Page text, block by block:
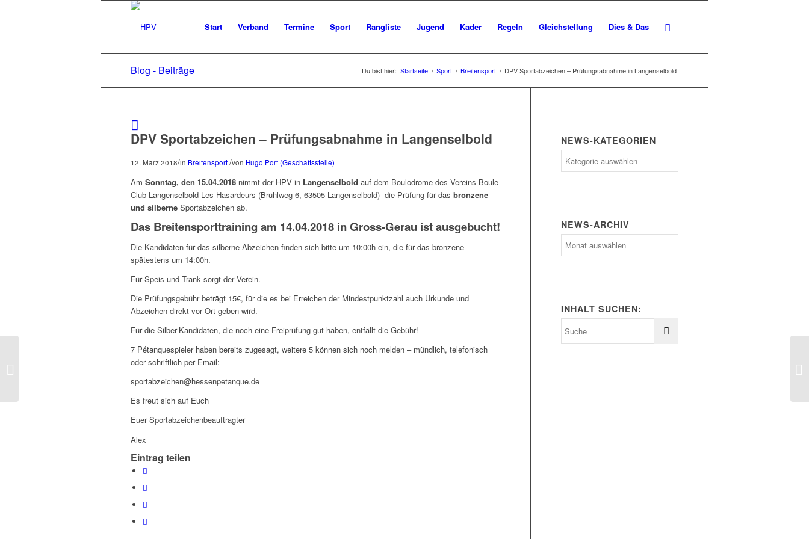
Start Verband Termine Sport Rangliste Jugend Kader Regeln Gleichstellung Dies & Das
Blog - Beiträge Du bist hier: Startseite / Sport / Breitensport / DPV Sportabzeichen – Prüfungsabnahme in Langenselbold
DPV Sportabzeichen – Prüfungsabnahme in Langenselbold
12. März 2018/in Breitensport/von Hugo Port (Geschäftsstelle)
Am Sonntag, den 15.04.2018 nimmt der HPV in Langenselbold auf dem Boulodrome des Vereins Boule
Club Langenselbold Les Hasardeurs (Brühlweg 6, 63505 Langenselbold) die Prüfung für das bronzene
und silberne Sportabzeichen ab.
Das Breitensporttraining am 14.04.2018 in Gross-Gerau ist ausgebucht!
Die Kandidaten für das silberne Abzeichen finden sich bitte um 10:00h ein, die für das bronzene
spätestens um 14:00h.
Für Speis und Trank sorgt der Verein.
Die Prüfungsgebühr beträgt 15€, für die es bei Erreichen der Mindestpunktzahl auch Urkunde und
Abzeichen direkt vor Ort geben wird.
Für die Silber-Kandidaten, die noch eine Freiprüfung gut haben, entfällt die Gebühr!
7 Pétanquespieler haben bereits zugesagt, weitere 5 können sich noch melden – mündlich, telefonisch
oder schriftlich per Email:
sportabzeichen@hessenpetanque.de
Es freut sich auf Euch
Euer Sportabzeichenbeauftragter
Alex
Eintrag teilen
NEWS-KATEGORIEN
Kategorien
NEWS-ARCHIV
INHALT SUCHEN: